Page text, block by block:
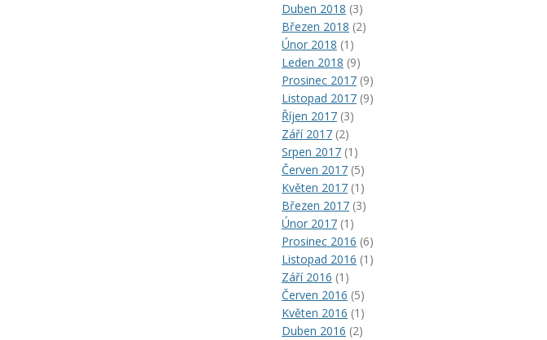
Duben 2018 (3)
Březen 2018 (2)
Únor 2018 (1)
Leden 2018 (9)
Prosinec 2017 (9)
Listopad 2017 (9)
Říjen 2017 (3)
Září 2017 (2)
Srpen 2017 (1)
Červen 2017 (5)
Květen 2017 (1)
Březen 2017 (3)
Únor 2017 (1)
Prosinec 2016 (6)
Listopad 2016 (1)
Září 2016 (1)
Červen 2016 (5)
Květen 2016 (1)
Duben 2016 (2)